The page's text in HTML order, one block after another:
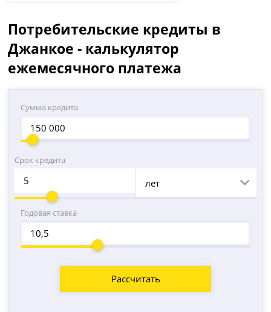
Потребительские кредиты в
Джанкое - калькулятор
ежемесячного платежа
Сумма кредита
Срок кредита
лет
Годовая ставка
Рассчитать